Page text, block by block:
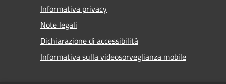
Informativa privacy
Note legali
Dichiarazione di accessibilità
Informativa sulla videosorveglianza mobile